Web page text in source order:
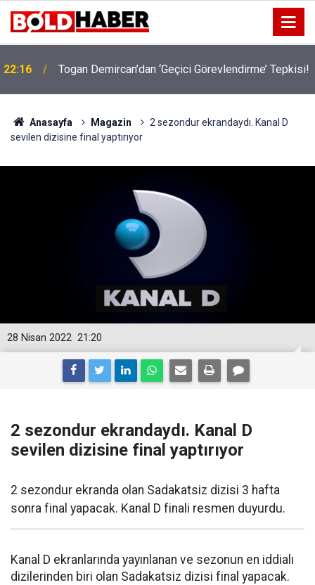
19:32 Sıcak Havalarda Ödem Şikayetini Hafife Almayın!
Anasayfa Magazin
2 sezondur ekrandaydı. Kanal D
sevilen dizisine final yaptırıyor
21:20
28 Nisan 2022
2 sezondur ekrandaydı. Kanal D
sevilen dizisine final yaptırıyor
2 sezondur ekranda olan Sadakatsiz dizisi 3 hafta
sonra final yapacak. Kanal D finali resmen duyurdu.
Kanal D ekranlarında yayınlanan ve sezonun en iddialı
dizilerinden biri olan Sadakatsiz dizisi final yapacak.